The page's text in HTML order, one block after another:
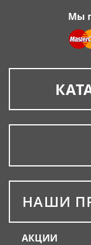
Мы
НАШИ
АКЦИИ